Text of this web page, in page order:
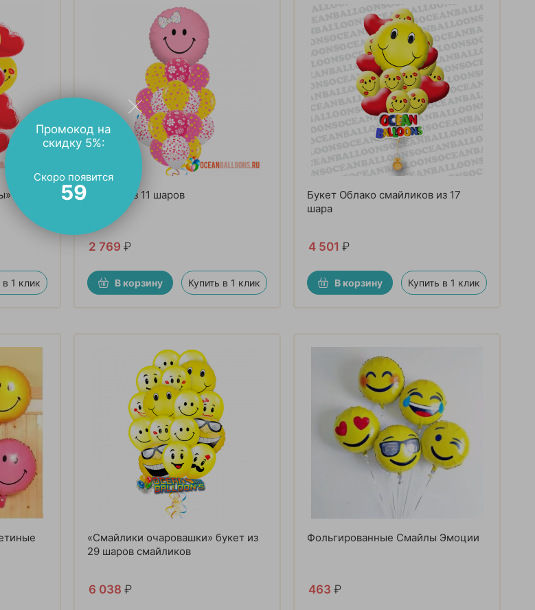
из 20
в 1 клик
Фонтан из 11 шаров
2 769 ₽
В корзину Купить в 1 клик
Букет Облако смайликов из 17
шара
4 501 ₽
В корзину Купить в 1 клик
«Смайлики очаровашки» букет из
29 шаров смайликов
6 038 ₽
Фольгированные Смайлы Эмоции
463 ₽
Промокод на
скидку 5%:
Скоро появится
57